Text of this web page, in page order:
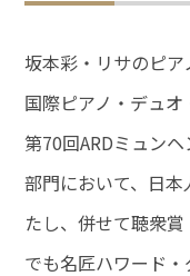
坂本彩・リサのピ
国際ピアノ・デュオ
第70回ARDミュン
部門において、日
たし、併せて聴衆
でも名匠ハワード